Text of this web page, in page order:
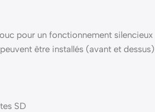
pour un fonctionnement silencieux
être installés (avant et dessus)
SD